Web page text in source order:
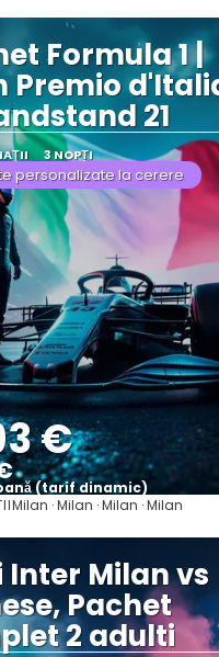
Formula 1 |
Premio
21
3 NOPȚI
personalizate la cerere
€
(tarif dinamic)
Vezi mai multe
Milan · Milan · Milan · Milan
Inter Milan vs
Pachet
2 adulti